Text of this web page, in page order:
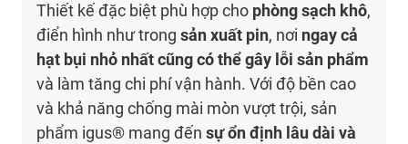
Thiết kế đặc biệt phù hợp cho phòng sạch khô,
điển hình như trongsản xuất pin, nơi ngay cả
hạt bụi nhỏ nhất cũng có thể gây lỗi sản phẩm
và làm tăng chi phí vận hành. Với độ bền cao
và khả năng chống mài mòn vượt trội, sản
phẩm igus® mang đếnsự ổn định lâu dài và